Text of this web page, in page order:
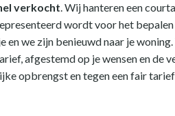
verkocht. Wij hanteren een
wordt voor het
en we zijn benieuwd naar je
afgestemd op je wensen en
opbrengst en tegen een fair